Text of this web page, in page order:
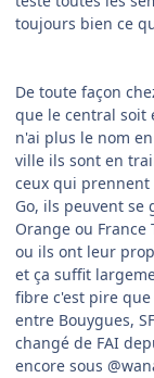
toujours bien ce
De toute façon
que le central soit
n'ai plus le nom
ville ils sont en
ceux qui prennent
Go, ils peuvent
Orange ou France
ou ils ont leur
et ça suffit
fibre c'est pire que
entre Bouygues,
changé de FAI
encore sous